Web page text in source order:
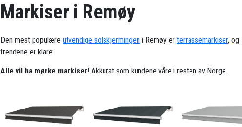
Markiser i Remøy
Den mest populære utvendige solskjermingen i Remøy er terrassemarkiser, og
trendene er klare:
Alle vil ha mørke markiser! Akkurat som kundene våre i resten av Norge.